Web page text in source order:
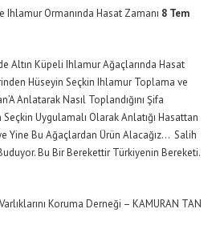
Ihlamur Ormanında Hasat Zamanı 8 Tem
Altın Küpeli Ihlamur Ağaçlarında Hasat
Hüseyin Seçkin Ihlamur Toplama ve
Anlatarak Nasıl Toplandığını Şifa
Uygulamalı Olarak Anlatığı Hasattan
Yine Bu Ağaçlardan Ürün Alacağız… Salih
Bu Bir Berekettir Türkiyenin Bereketi.
Koruma Derneği – KAMURAN TAN